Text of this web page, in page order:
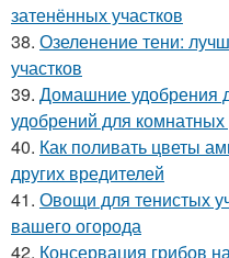
затенённых участков
38. Озеленение тени:
участков
39. Домашние удобрения
удобрений для комнатных
40. Как поливать цветы
других вредителей
41. Овощи для тенистых
вашего огорода
42. Консервация грибов